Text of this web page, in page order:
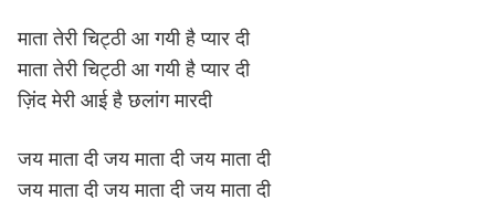
माता तेरी चिट्ठी आ गयी है प्यार दी
माता तेरी चिट्ठी आ गयी है प्यार दी
ज़िंद मेरी आई है छलांग मारदी
जय माता दी जय माता दी जय माता दी
जय माता दी जय माता दी जय माता दी